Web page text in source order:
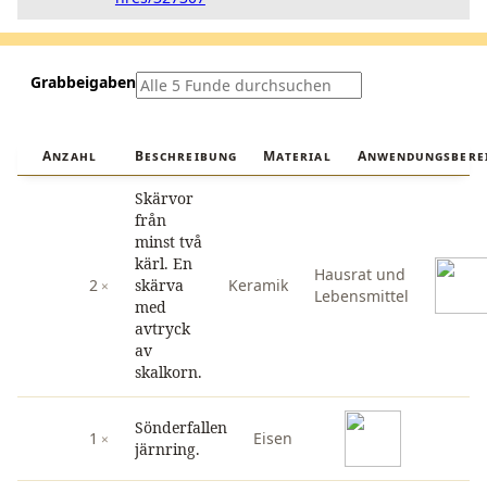
Grabbeigaben
Anzahl Beschreibung Material
2
Skärvor
från
minst två
kärl. En
skärva
med
avtryck
av
skalkorn.
Keramik
Hausrat und
Lebensmittel
1
Sönderfallen
järnring.
Eisen